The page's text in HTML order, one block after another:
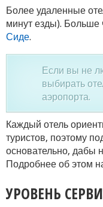
Более удаленные
минут езды). Больше
Сиде.
Если вы не
выбирать
аэропорта.
Каждый отель
туристов, поэтому
основательно, дабы
Подробнее об этом
УРОВЕНЬ